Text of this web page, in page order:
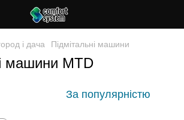
і дача Підмітальні машини
машини MTD
За популярністю